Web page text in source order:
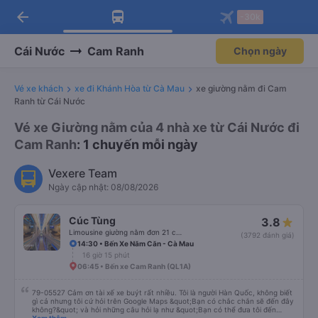
Tải app Vexere ngay!
Nhận ưu đãi thành viên độc
Mở app
Tải app Vexere
-30k/ghế khi đặt vé máy bay qua
Mở app
arrow_back
Cái Nước Cam Ranh Chọn ngày
Vé xe khách xe đi Khánh Hòa từ Cà Mau
xe giường nằm đi Cam
Ranh từ Cái Nước
Vé xe Giường nằm của 4 nhà xe từ Cái Nước đi
Cam Ranh: 1 chuyến mỗi ngày
Vexere Team
Ngày cập nhật: 08/08/2026
Cúc Tùng 3.8
(3792 đánh giá)
14:30 • Bến Xe Năm Căn - Cà Mau
16 giờ 15 phút
06:45 • Bến xe Cam Ranh (QL1A)
79-05527 Cảm ơn tài xế xe buýt rất nhiều. Tôi là người Hàn Quốc, không biết
gì cả nhưng tôi cứ hỏi trên Google Maps &quot;Bạn có chắc chắn sẽ đến đây
không?&quot; và hỏi những câu hỏi lạ như &quot;Bạn có thể đưa tôi đến